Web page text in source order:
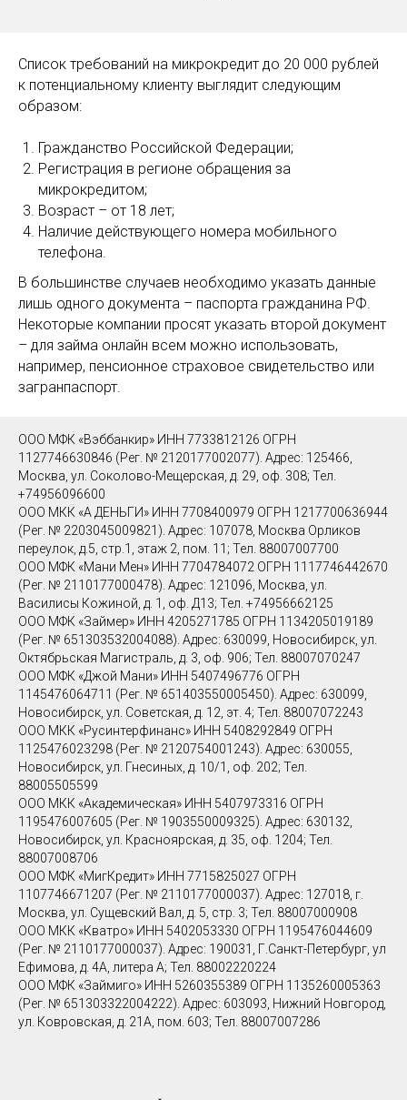
Список требований на микрокредит до 20 000 рублей
к потенциальному клиенту выглядит следующим
образом:
Гражданство Российской Федерации;
Регистрация в регионе обращения за
микрокредитом;
Возраст – от 18 лет;
Наличие действующего номера мобильного
телефона.
В большинстве случаев необходимо указать данные
лишь одного документа – паспорта гражданина РФ.
Некоторые компании просят указать второй документ
– для займа онлайн всем можно использовать,
например, пенсионное страховое свидетельство или
загранпаспорт.
ООО МФК «Вэббанкир» ИНН 7733812126 ОГРН
1127746630846 (Рег. № 2120177002077). Адрес: 125466,
Москва, ул. Соколово-Мещерская, д. 29, оф. 308; Тел.
+74956096600
ООО МКК «А ДЕНЬГИ» ИНН 7708400979 ОГРН 1217700636944
(Рег. № 2203045009821). Адрес: 107078, Москва Орликов
переулок, д.5, стр.1, этаж 2, пом. 11; Тел. 88007007700
ООО МФК «Мани Мен» ИНН 7704784072 ОГРН 1117746442670
(Рег. № 2110177000478). Адрес: 121096, Москва, ул.
Василисы Кожиной, д. 1, оф. Д13; Тел. +74956662125
ООО МФК «Займер» ИНН 4205271785 ОГРН 1134205019189
(Рег. № 651303532004088). Адрес: 630099, Новосибирск, ул.
Октябрьская Магистраль, д. 3, оф. 906; Тел. 88007070247
ООО МФК «Джой Мани» ИНН 5407496776 ОГРН
1145476064711 (Рег. № 651403550005450). Адрес: 630099,
Новосибирск, ул. Советская, д. 12, эт. 4; Тел. 88007072243
ООО МКК «Русинтерфинанс» ИНН 5408292849 ОГРН
1125476023298 (Рег. № 2120754001243). Адрес: 630055,
Новосибирск, ул. Гнесиных, д. 10/1, оф. 202; Тел.
88005505599
ООО МКК «Академическая» ИНН 5407973316 ОГРН
1195476007605 (Рег. № 1903550009325). Адрес: 630132,
Новосибирск, ул. Красноярская, д. 35, оф. 1204; Тел.
88007008706
ООО МФК «МигКредит» ИНН 7715825027 ОГРН
1107746671207 (Рег. № 2110177000037). Адрес: 127018, г.
Москва, ул. Сущевский Вал, д. 5, стр. 3; Тел. 88007000908
ООО МКК «Кватро» ИНН 5402053330 ОГРН 1195476044609
(Рег. № 2110177000037). Адрес: 190031, Г.Санкт-Петербург, ул
Ефимова, д. 4А, литера А; Тел. 88002220224
ООО МФК «Займиго» ИНН 5260355389 ОГРН 1135260005363
(Рег. № 651303322004222). Адрес: 603093, Нижний Новгород,
ул. Ковровская, д. 21А, пом. 603; Тел. 88007007286